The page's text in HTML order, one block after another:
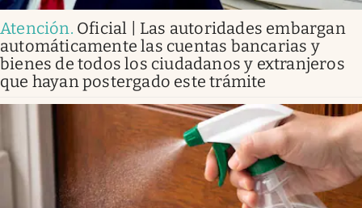
Atención. Oficial | Las autoridades embargan
automáticamente las cuentas bancarias y
bienes de todos los ciudadanos y extranjeros
que hayan postergado este trámite